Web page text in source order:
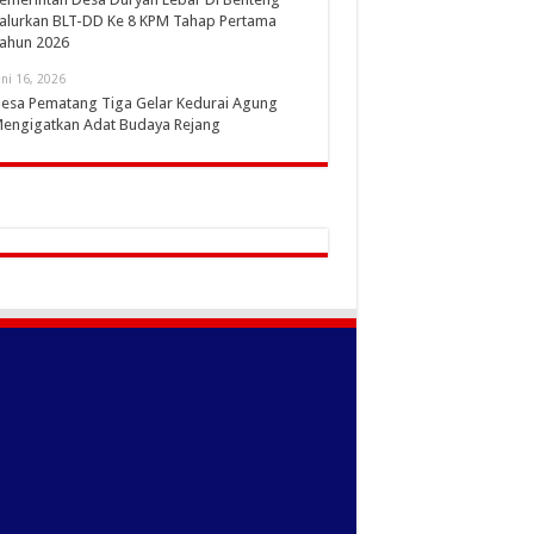
BLT-DD Ke 8 KPM Tahap Pertama
2026
16, 2026
Pematang Tiga Gelar Kedurai Agung
Adat Budaya Rejang